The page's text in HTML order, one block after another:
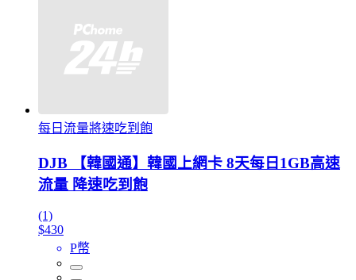
每日流量將速吃到飽
DJB 【韓國通】韓國上網卡 8天每日1GB高速
流量 降速吃到飽
(1)
$430
P幣